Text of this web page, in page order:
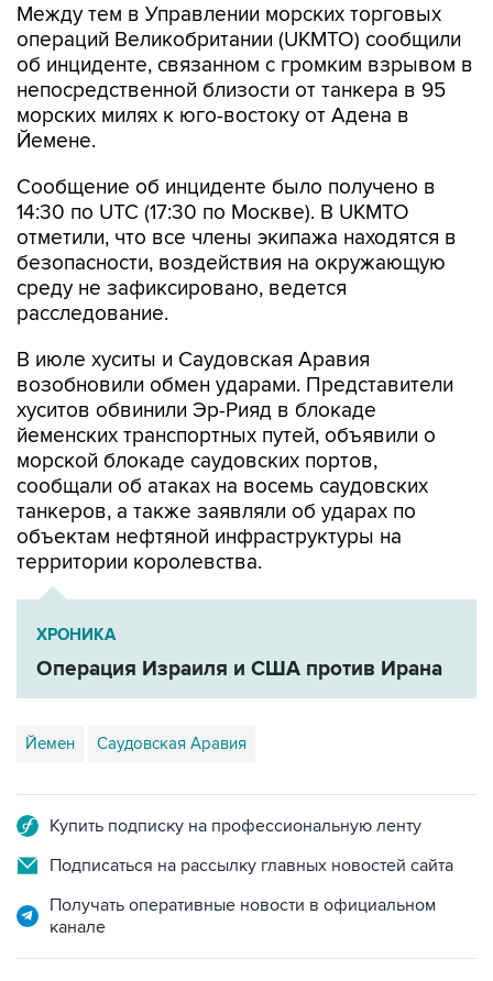
Между тем в Управлении морских торговых
операций Великобритании (UKMTO) сообщили
об инциденте, связанном с громким взрывом в
непосредственной близости от танкера в 95
морских милях к юго-востоку от Адена в
Йемене.
Сообщение об инциденте было получено в
14:30 по UTC (17:30 по Москве). В UKMTO
отметили, что все члены экипажа находятся в
безопасности, воздействия на окружающую
среду не зафиксировано, ведется
расследование.
В июле хуситы и Саудовская Аравия
возобновили обмен ударами. Представители
хуситов обвинили Эр-Рияд в блокаде
йеменских транспортных путей, объявили о
морской блокаде саудовских портов,
сообщали об атаках на восемь саудовских
танкеров, а также заявляли об ударах по
объектам нефтяной инфраструктуры на
территории королевства.
ХРОНИКА
Операция Израиля и США против Ирана
Йемен Саудовская Аравия
Купить подписку на профессиональную ленту
Подписаться на рассылку главных новостей сайта
Получать оперативные новости в официальном
канале